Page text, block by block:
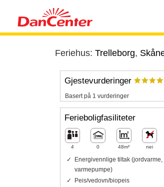
Feriehus: Trelleborg,
Gjestevurderinger
Basert på 1 vurderinger
Ferieboligfasiliteter
4 0 48m² nei
Energivennlige tiltak
varmepumpe)
Peis/vedovn/biopeis